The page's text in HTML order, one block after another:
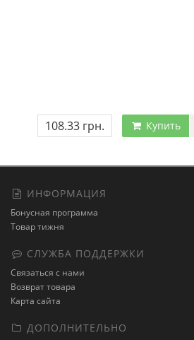
108.33 грн. Купить
ИНФОРМАЦИЯ
Бонусная программа
Товар тижня
СЛУЖБА ПОДДЕРЖКИ
Связаться с нами
Возврат товара
Карта сайта
ДОПОЛНИТЕЛЬНО